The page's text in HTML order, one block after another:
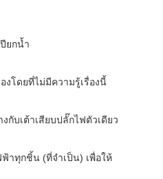
ยกน้ำ
งโดยที่ไม่มีความรู้เรื่องนี้
กับเต้าเสียบปลั๊กไฟตัวเดียว
าทุกชิ้น (ที่จำเป็น) เพื่อให้